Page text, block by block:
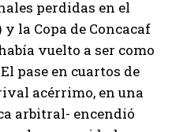
perdidas en el
la Copa de Concacaf
vuelto a ser como
pase en cuartos de
acérrimo, en una
arbitral- encendió